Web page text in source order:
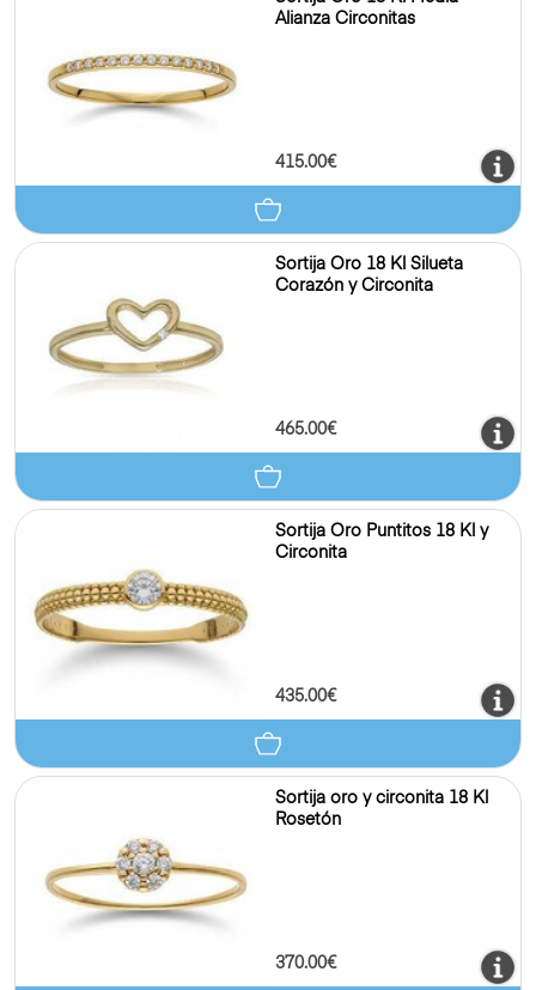
Alianza Circonitas
415.00€
Sortija Oro 18 Kl Silueta
Corazón y Circonita
465.00€
Sortija Oro Puntitos 18 Kl y
Circonita
435.00€
Sortija oro y circonita 18 Kl
Rosetón
370.00€